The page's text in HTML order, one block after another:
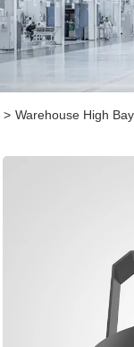
> Warehouse High